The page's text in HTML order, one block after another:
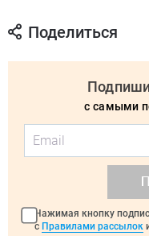
Поделиться
с самыми
Нажимая кнопку
с Правилами рассылок